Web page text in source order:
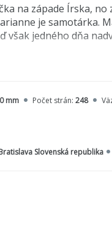
na západe Írska, no
je samotárka.
však jedného dňa
sa tým, čo
medzi
mm Počet strán: 248
Slovenská republika